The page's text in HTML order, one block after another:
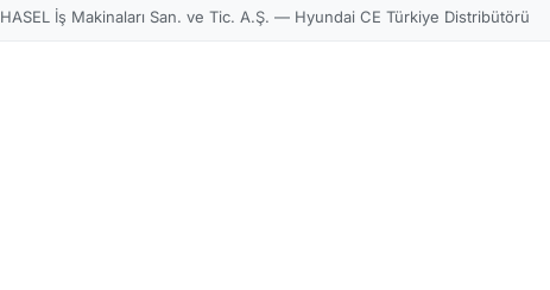
HASEL İş Makinaları San. ve Tic. A.Ş. — Hyundai CE Türkiye Distribütörü